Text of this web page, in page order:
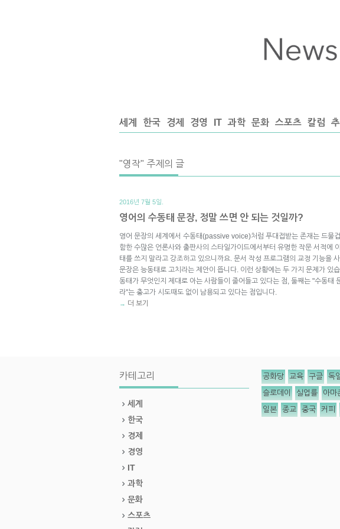
세계 한국 경제 경영 IT 과학 문화 스포츠 칼럼
"영작" 주제의 글
2016년 7월 5일.
영어의 수동태 문장, 정말 쓰면 안 되는 것일까?
영어 문장의 세계에서 수동태(passive voice)처럼 푸대접받는 존재는 드물
함한 수많은 언론사와 출판사의 스타일가이드에서부터 유명한 작문 서적에
태를 쓰지 말라고 강조하고 있으니까요. 문서 작성 프로그램의 교정 기능을
문장은 능동태로 고치라는 제안이 뜹니다. 이런 상황에는 두 가지 문제가 있
동태가 무엇인지 제대로 아는 사람들이 줄어들고 있다는 점, 둘째는 "수동태
라"는 충고가 시도때도 없이 남용되고 있다는 점입니다.
→ 더 보기
카테고리
세계
한국
경제
경영
IT
과학
문화
스포츠
공화당 교육 구글 독
슬로데이 실업률 아마
일본 종교 중국 커피